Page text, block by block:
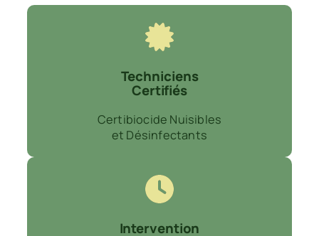
Techniciens
Certifiés
Certibiocide Nuisibles
et Désinfectants
Intervention